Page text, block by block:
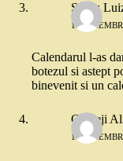
Sitaru
13
Calendarul l-as
botezul si astept
binevenit si un
Chereji
13